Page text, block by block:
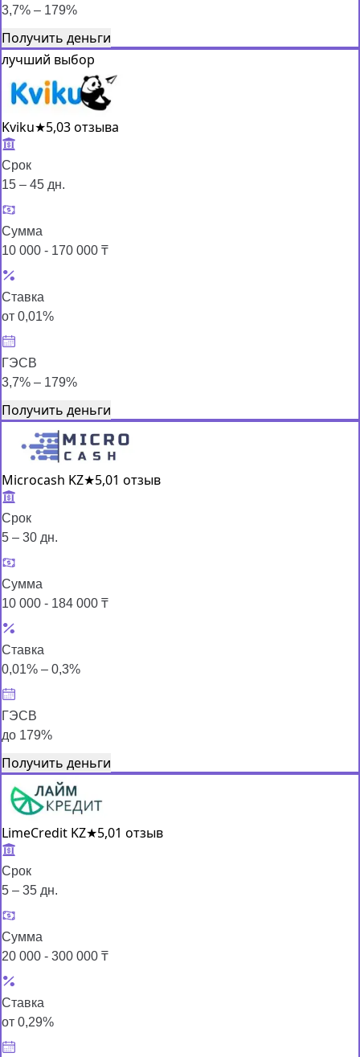
3,7% – 179%
Получить деньги
лучший выбор
Kviku★5,03 отзыва
Срок
15 – 45 дн.
Сумма
10 000 - 170 000 ₸
Ставка
от 0,01%
ГЭСВ
3,7% – 179%
Получить деньги
Microcash KZ★5,01 отзыв
Срок
5 – 30 дн.
Сумма
10 000 - 184 000 ₸
Ставка
0,01% – 0,3%
ГЭСВ
до 179%
Получить деньги
LimeCredit KZ★5,01 отзыв
Срок
5 – 35 дн.
Сумма
20 000 - 300 000 ₸
Ставка
от 0,29%